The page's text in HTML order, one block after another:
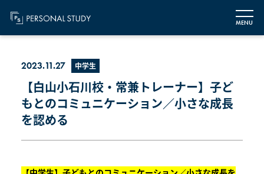
MENU
2023.11.27 中学生
【白山小石川校・常兼トレーナー】子ど
もとのコミュニケーション／小さな成長
を認める